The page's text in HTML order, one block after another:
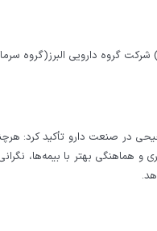
گروه دارويي البرز(گروه
در صنعت دارو تأکید کرد:
و هماهنگی بهتر با بیمه‌ها،